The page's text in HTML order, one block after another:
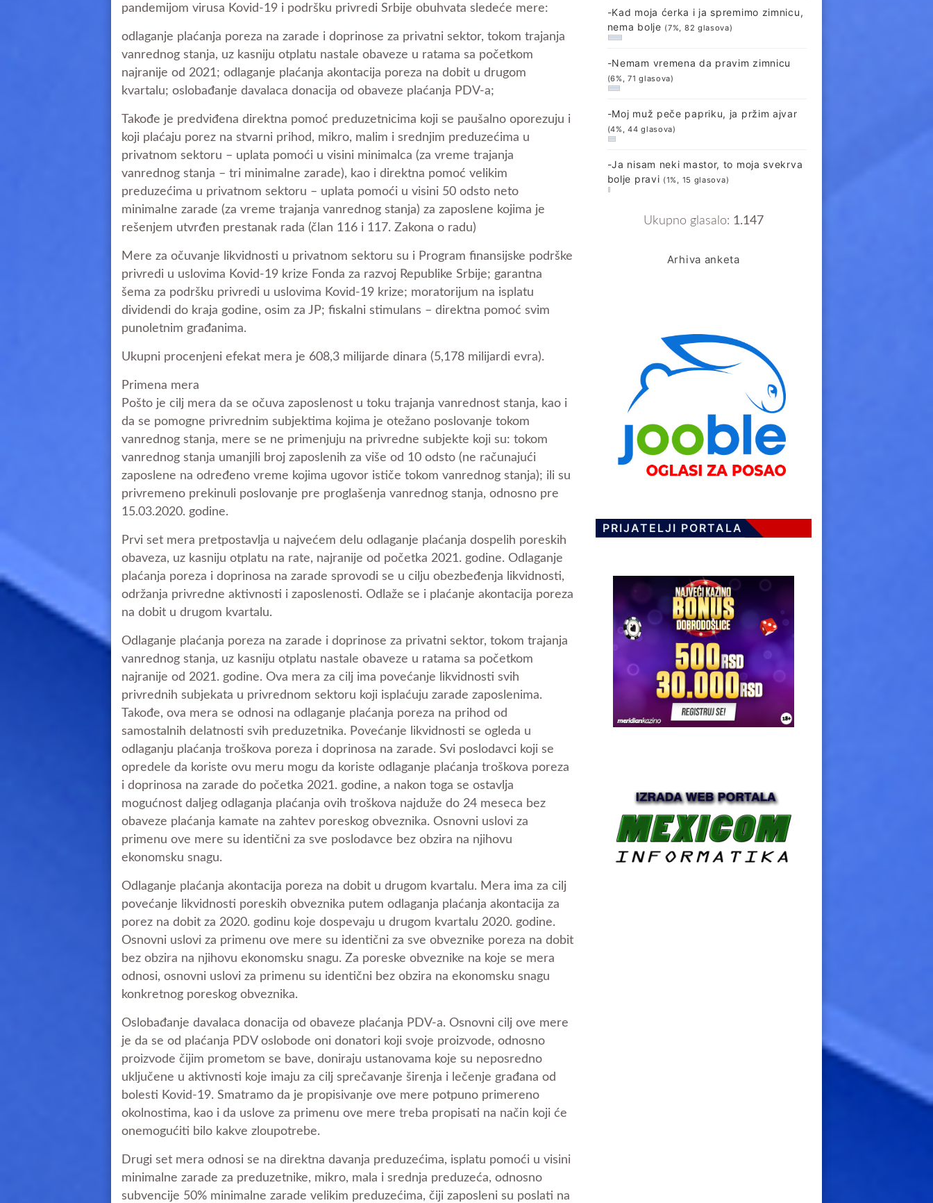
pandemijom virusa Kovid-19 i podršku privredi Srbije obuhvata sledeće mere:
odlaganje plaćanja poreza na zarade i doprinose za privatni sektor, tokom trajanja
vanrednog stanja, uz kasniju otplatu nastale obaveze u ratama sa početkom
najranije od 2021; odlaganje plaćanja akontacija poreza na dobit u drugom
kvartalu; oslobađanje davalaca donacija od obaveze plaćanja PDV-a;
Takođe je predviđena direktna pomoć preduzetnicima koji se paušalno oporezuju i
koji plaćaju porez na stvarni prihod, mikro, malim i srednjim preduzećima u
privatnom sektoru – uplata pomoći u visini minimalca (za vreme trajanja
vanrednog stanja – tri minimalne zarade), kao i direktna pomoć velikim
preduzećima u privatnom sektoru – uplata pomoći u visini 50 odsto neto
minimalne zarade (za vreme trajanja vanrednog stanja) za zaposlene kojima je
rešenjem utvrđen prestanak rada (član 116 i 117. Zakona o radu)
Mere za očuvanje likvidnosti u privatnom sektoru su i Program finansijske podrške
privredi u uslovima Kovid-19 krize Fonda za razvoj Republike Srbije; garantna
šema za podršku privredi u uslovima Kovid-19 krize; moratorijum na isplatu
dividendi do kraja godine, osim za JP; fiskalni stimulans – direktna pomoć svim
punoletnim građanima.
Ukupni procenjeni efekat mera je 608,3 milijarde dinara (5,178 milijardi evra).
Primena mera
Pošto je cilj mera da se očuva zaposlenost u toku trajanja vanrednost stanja, kao i
da se pomogne privrednim subjektima kojima je otežano poslovanje tokom
vanrednog stanja, mere se ne primenjuju na privredne subjekte koji su: tokom
vanrednog stanja umanjili broj zaposlenih za više od 10 odsto (ne računajući
zaposlene na određeno vreme kojima ugovor ističe tokom vanrednog stanja); ili su
privremeno prekinuli poslovanje pre proglašenja vanrednog stanja, odnosno pre
15.03.2020. godine.
Prvi set mera pretpostavlja u najvećem delu odlaganje plaćanja dospelih poreskih
obaveza, uz kasniju otplatu na rate, najranije od početka 2021. godine. Odlaganje
plaćanja poreza i doprinosa na zarade sprovodi se u cilju obezbeđenja likvidnosti,
održanja privredne aktivnosti i zaposlenosti. Odlaže se i plaćanje akontacija poreza
na dobit u drugom kvartalu.
Odlaganje plaćanja poreza na zarade i doprinose za privatni sektor, tokom trajanja
vanrednog stanja, uz kasniju otplatu nastale obaveze u ratama sa početkom
najranije od 2021. godine. Ova mera za cilj ima povećanje likvidnosti svih
privrednih subjekata u privrednom sektoru koji isplaćuju zarade zaposlenima.
Takođe, ova mera se odnosi na odlaganje plaćanja poreza na prihod od
samostalnih delatnosti svih preduzetnika. Povećanje likvidnosti se ogleda u
odlaganju plaćanja troškova poreza i doprinosa na zarade. Svi poslodavci koji se
opredele da koriste ovu meru mogu da koriste odlaganje plaćanja troškova poreza
i doprinosa na zarade do početka 2021. godine, a nakon toga se ostavlja
mogućnost daljeg odlaganja plaćanja ovih troškova najduže do 24 meseca bez
obaveze plaćanja kamate na zahtev poreskog obveznika. Osnovni uslovi za
primenu ove mere su identični za sve poslodavce bez obzira na njihovu
ekonomsku snagu.
Odlaganje plaćanja akontacija poreza na dobit u drugom kvartalu. Mera ima za cilj
povećanje likvidnosti poreskih obveznika putem odlaganja plaćanja akontacija za
porez na dobit za 2020. godinu koje dospevaju u drugom kvartalu 2020. godine.
Osnovni uslovi za primenu ove mere su identični za sve obveznike poreza na dobit
bez obzira na njihovu ekonomsku snagu. Za poreske obveznike na koje se mera
odnosi, osnovni uslovi za primenu su identični bez obzira na ekonomsku snagu
konkretnog poreskog obveznika.
Oslobađanje davalaca donacija od obaveze plaćanja PDV-a. Osnovni cilj ove mere
je da se od plaćanja PDV oslobode oni donatori koji svoje proizvode, odnosno
proizvode čijim prometom se bave, doniraju ustanovama koje su neposredno
uključene u aktivnosti koje imaju za cilj sprečavanje širenja i lečenje građana od
bolesti Kovid-19. Smatramo da je propisivanje ove mere potpuno primereno
okolnostima, kao i da uslove za primenu ove mere treba propisati na način koji će
onemogućiti bilo kakve zloupotrebe.
Drugi set mera odnosi se na direktna davanja preduzećima, isplatu pomoći u visini
minimalne zarade za preduzetnike, mikro, mala i srednja preduzeća, odnosno
subvencije 50% minimalne zarade velikim preduzećima, čiji zaposleni su poslati na
-Kad moja ćerka i ja spremimo zimnicu,
nema bolje (7%, 82 glasova)
-Nemam vremena da pravim zimnicu
(6%, 71 glasova)
-Moj muž peče papriku, ja pržim ajvar
(4%, 44 glasova)
-Ja nisam neki mastor, to moja svekrva
bolje pravi (1%, 15 glasova)
Ukupno glasalo: 1.147
Arhiva anketa
PRIJATELJI PORTALA